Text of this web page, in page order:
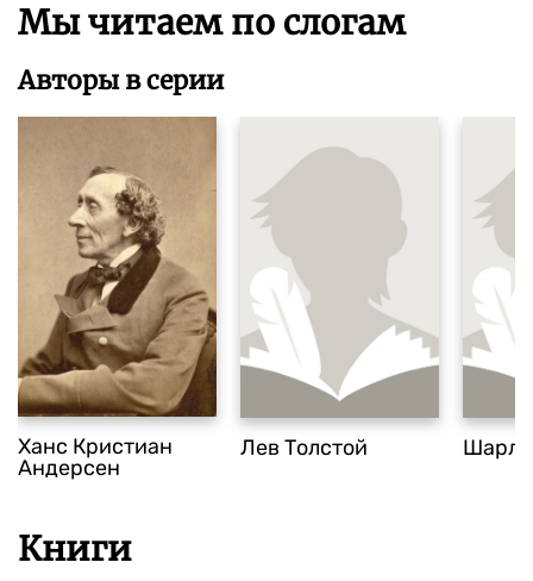
Мы читаем по слогам
Авторы в серии
Ханс Кристиан
Андерсен
Лев Толстой
Книги